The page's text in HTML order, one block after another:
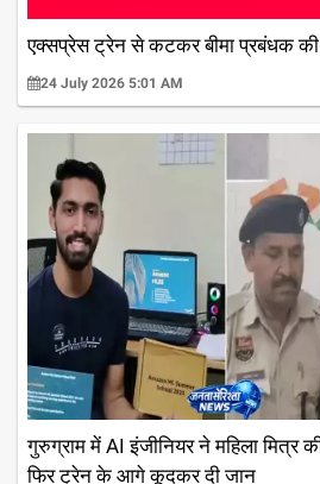
एक्सप्रेस ट्रेन से कटकर बीमा प्रबंधक की
24 July 2026 5:01 AM
गुरुग्राम में AI इंजीनियर ने महिला मित्र
फिर ट्रेन के आगे कूदकर दी जान